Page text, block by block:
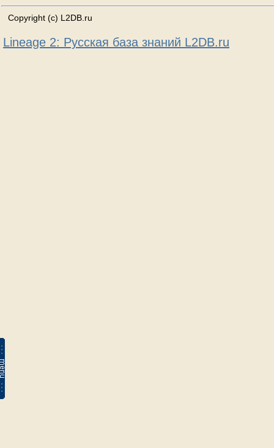
Copyright (c) L2DB.ru
Lineage 2: Русская база знаний L2DB.ru